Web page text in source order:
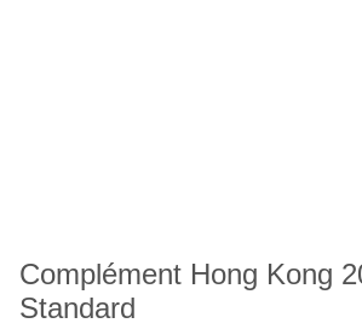
Complément Hong Kong
Standard